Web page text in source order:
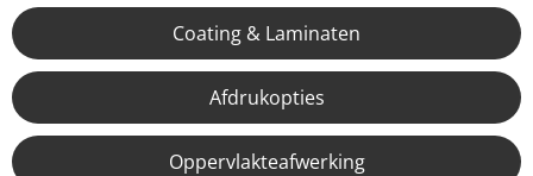
Coating & Laminaten
Afdrukopties
Oppervlakteafwerking